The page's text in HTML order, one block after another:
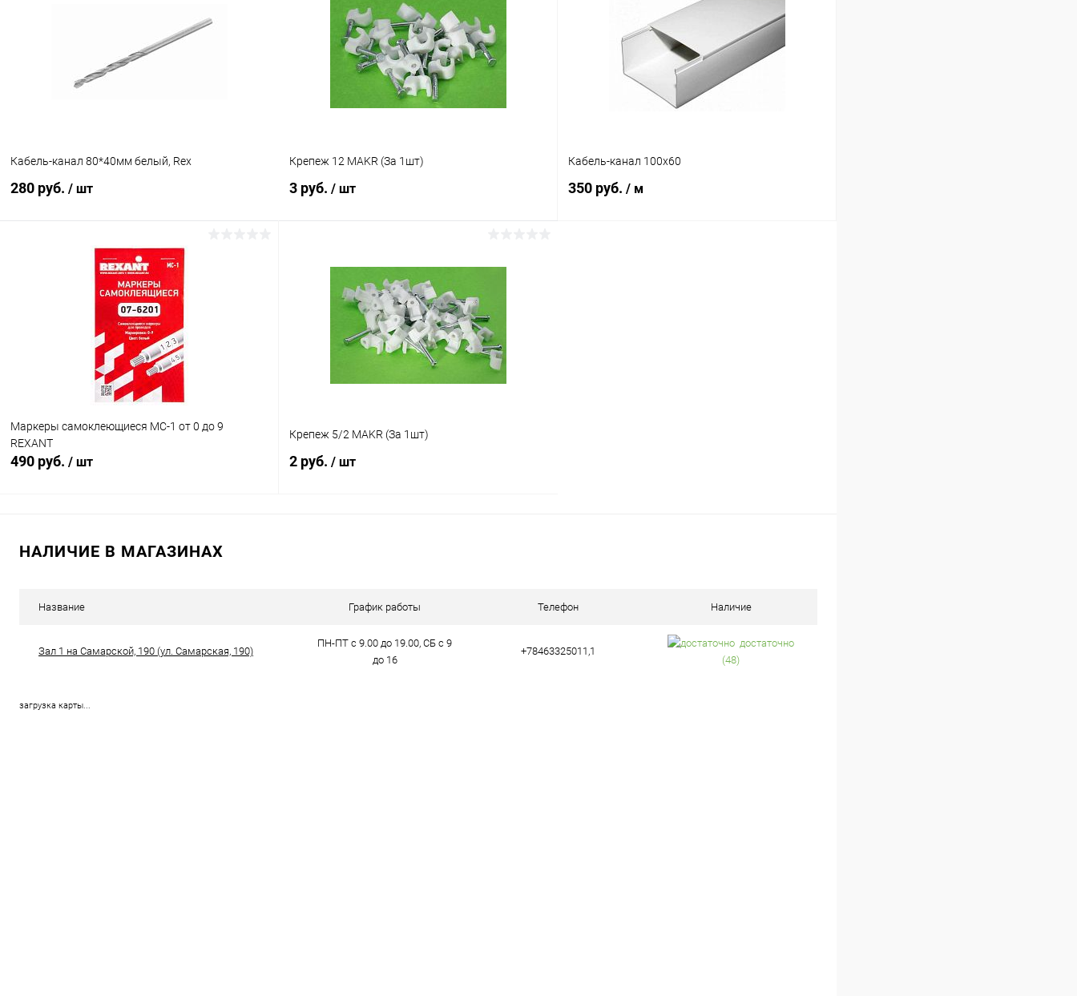
Сравнение
В избранное В наличии (95) В избранное В наличии (335)
Кабель-канал 80*40мм белый, Rex
280 руб. / шт
В корзину
В наличии (18)
Крепеж 12 MAKR (За 1шт)
3 руб. / шт
Сравнение
В избранное В наличии (111)
Кабель-канал 100х60
350 руб. / м
Маркеры самоклеющиеся МС-1 от 0 до 9
REXANT
490 руб. / шт
Крепеж 5/2 MAKR (За 1шт)
2 руб. / шт
НАЛИЧИЕ В МАГАЗИНАХ
Название График работы Телефон Наличие
Зал 1 на Самарской, 190 (ул. Самарская, 190)
ПН-ПТ с 9.00 до 19.00, СБ с 9
до 16
+78463325011,1
достаточно
(48)
загрузка карты...